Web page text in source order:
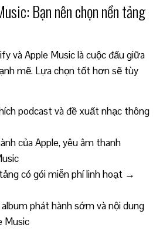
Bạn nên chọn nền tảng
và Apple Music là cuộc đấu giữa
mẽ. Lựa chọn tốt hơn sẽ tùy
podcast và đề xuất nhạc thông
của Apple, yêu âm thanh
có gói miễn phí linh hoạt →
phát hành sớm và nội dung
Music